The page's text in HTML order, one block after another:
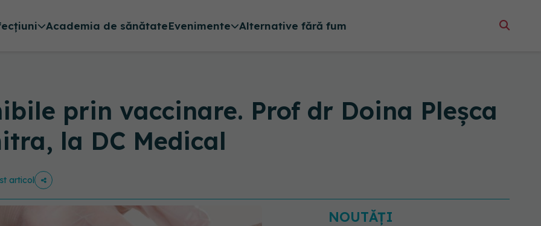
Academia de sănătateEvenimente Alternative fără fum
prin vaccinare. Prof dr Doina Pleșca
la DC Medical
articol
NOUTĂȚI
specialist din 2026. Toți